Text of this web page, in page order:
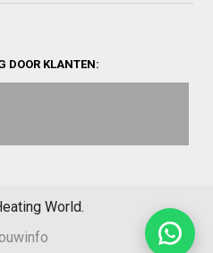
DOOR KLANTEN:
World.